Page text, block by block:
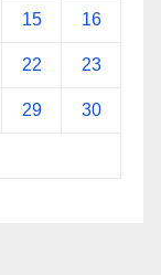
15 16
22 23
29 30